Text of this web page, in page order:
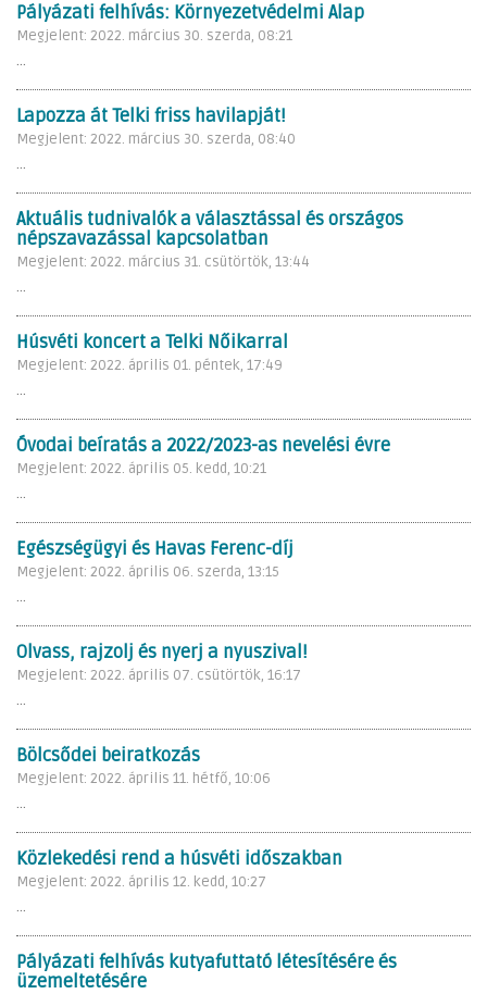
Pályázati felhívás: Környezetvédelmi Alap
Megjelent: 2022. március 30. szerda, 08:21
...
Lapozza át Telki friss havilapját!
Megjelent: 2022. március 30. szerda, 08:40
...
Aktuális tudnivalók a választással és országos
népszavazással kapcsolatban
Megjelent: 2022. március 31. csütörtök, 13:44
...
Húsvéti koncert a Telki Nőikarral
Megjelent: 2022. április 01. péntek, 17:49
...
Óvodai beíratás a 2022/2023-as nevelési évre
Megjelent: 2022. április 05. kedd, 10:21
...
Egészségügyi és Havas Ferenc-díj
Megjelent: 2022. április 06. szerda, 13:15
...
Olvass, rajzolj és nyerj a nyuszival!
Megjelent: 2022. április 07. csütörtök, 16:17
...
Bölcsődei beiratkozás
Megjelent: 2022. április 11. hétfő, 10:06
...
Közlekedési rend a húsvéti időszakban
Megjelent: 2022. április 12. kedd, 10:27
...
Pályázati felhívás kutyafuttató létesítésére és
üzemeltetésére